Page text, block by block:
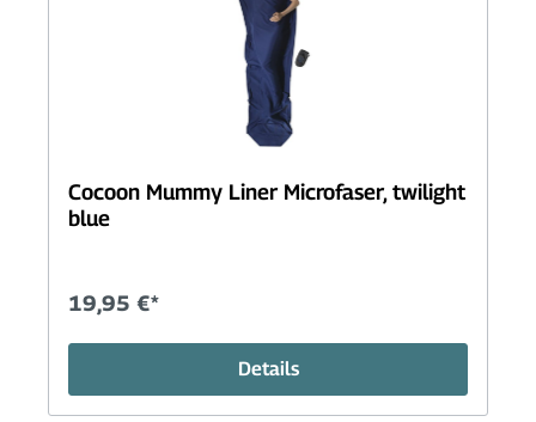
Cocoon Mummy Liner Microfaser, twilight
blue
19,95 €*
Details